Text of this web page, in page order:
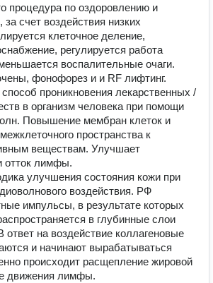
процедура по оздоровлению и
счет воздействия низких
клеточное деление,
регулируется работа
воспалительные очаги.
фонофорез и и RF лифтинг.
проникновения лекарственных /
в организм человека при помощи
Повышение мембран клеток и
пространства к
веществам. Улучшает
отток лимфы.
улучшения состояния кожи при
воздействия. РФ
импульсы, в результате которых
в глубинные слои
ответ на воздействие коллагеновые
и начинают вырабатываться
происходит расщепление жировой
движения лимфы.